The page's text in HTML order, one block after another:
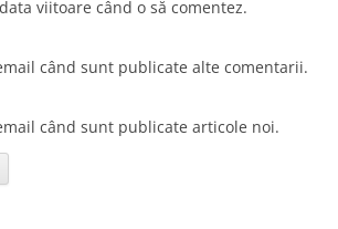
viitoare când o să comentez.
când sunt publicate alte comentarii.
când sunt publicate articole noi.